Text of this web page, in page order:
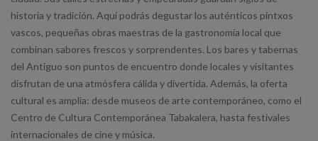
historia y tradición. Aquí podrás degustar los auténticos pintxos
vascos, pequeñas obras maestras de la gastronomía local que
combinan sabores frescos y sorprendentes. Los bares y tabernas
del Antiguo son puntos de encuentro donde locales y visitantes
disfrutan de una atmósfera cálida y divertida. Además, la oferta
cultural es amplia: desde museos de arte contemporáneo, como el
Centro de Cultura Contemporánea Tabakalera, hasta festivales
internacionales de cine y música.